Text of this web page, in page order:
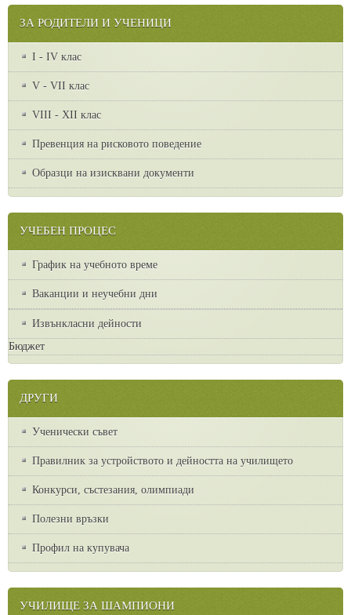
ЗА РОДИТЕЛИ И УЧЕНИЦИ
I - IV клас
V - VII клас
VІІІ - ХІІ клас
Превенция на рисковото поведение
Образци на изисквани документи
УЧЕБЕН ПРОЦЕС
График на учебното време
Ваканции и неучебни дни
Извънкласни дейности
Бюджет
ДРУГИ
Ученически съвет
Правилник за устройството и дейността на училището
Конкурси, състезания, олимпиади
Полезни връзки
Профил на купувача
УЧИЛИЩЕ ЗА ШАМПИОНИ